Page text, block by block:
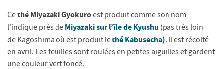
Cethé Miyazaki Gyokuroest produit comme son nom
l'indique près de Miyazaki sur l’île de Kyushu (pas très loin
de Kagoshima où est produit lethé Kabusecha). Il est récolté
en avril. Les feuilles sont roulées en petites aiguilles et gardent
une couleur vert foncé.